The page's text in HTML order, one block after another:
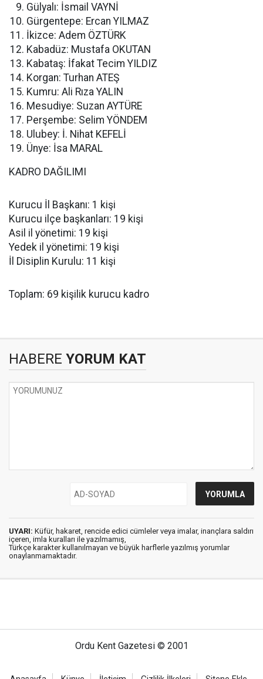
Gülyalı: İsmail VAYNİ
Gürgentepe: Ercan YILMAZ
İkizce: Adem ÖZTÜRK
Kabadüz: Mustafa OKUTAN
Kabataş: İfakat Tecim YILDIZ
Korgan: Turhan ATEŞ
Kumru: Ali Rıza YALIN
Mesudiye: Suzan AYTÜRE
Perşembe: Selim YÖNDEM
Ulubey: İ. Nihat KEFELİ
Ünye: İsa MARAL
KADRO DAĞILIMI
Kurucu İl Başkanı: 1 kişi
Kurucu ilçe başkanları: 19 kişi
Asil il yönetimi: 19 kişi
Yedek il yönetimi: 19 kişi
İl Disiplin Kurulu: 11 kişi
Toplam: 69 kişilik kurucu kadro
HABERE YORUM KAT
UYARI: Küfür, hakaret, rencide edici cümleler veya imalar, inançlara saldırı
içeren, imla kuralları ile yazılmamış,
Türkçe karakter kullanılmayan ve büyük harflerle yazılmış yorumlar
onaylanmamaktadır.
Ordu Kent Gazetesi © 2001